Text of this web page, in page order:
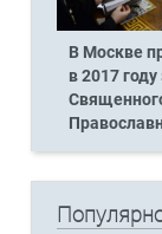
В Москве
в 2017